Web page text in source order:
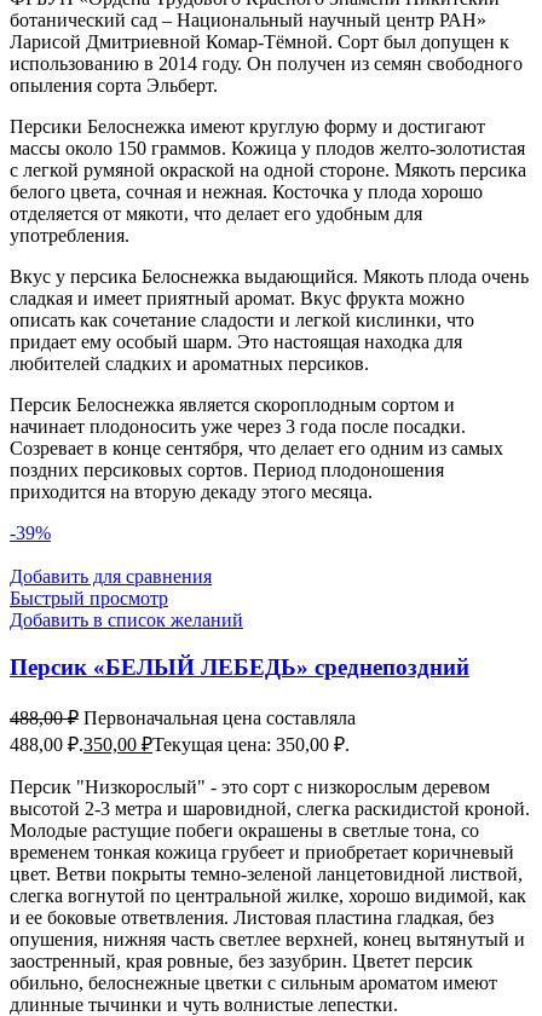
ботанический сад – Национальный научный центр РАН»
Ларисой Дмитриевной Комар-Тёмной. Сорт был допущен к
использованию в 2014 году. Он получен из семян свободного
опыления сорта Эльберт.
Персики Белоснежка имеют круглую форму и достигают
массы около 150 граммов. Кожица у плодов желто-золотистая
с легкой румяной окраской на одной стороне. Мякоть персика
белого цвета, сочная и нежная. Косточка у плода хорошо
отделяется от мякоти, что делает его удобным для
употребления.
Вкус у персика Белоснежка выдающийся. Мякоть плода очень
сладкая и имеет приятный аромат. Вкус фрукта можно
описать как сочетание сладости и легкой кислинки, что
придает ему особый шарм. Это настоящая находка для
любителей сладких и ароматных персиков.
Персик Белоснежка является скороплодным сортом и
начинает плодоносить уже через 3 года после посадки.
Созревает в конце сентября, что делает его одним из самых
поздних персиковых сортов. Период плодоношения
приходится на вторую декаду этого месяца.
-39%
Добавить для сравнения
Быстрый просмотр
Добавить в список желаний
Персик «БЕЛЫЙ ЛЕБЕДЬ» среднепоздний
488,00₽ Первоначальная цена составляла
488,00 ₽.350,00 ₽Текущая цена: 350,00 ₽.
Персик "Низкорослый" - это сорт с низкорослым деревом
высотой 2-3 метра и шаровидной, слегка раскидистой кроной.
Молодые растущие побеги окрашены в светлые тона, со
временем тонкая кожица грубеет и приобретает коричневый
цвет. Ветви покрыты темно-зеленой ланцетовидной листвой,
слегка вогнутой по центральной жилке, хорошо видимой, как
и ее боковые ответвления. Листовая пластина гладкая, без
опушения, нижняя часть светлее верхней, конец вытянутый и
заостренный, края ровные, без зазубрин. Цветет персик
обильно, белоснежные цветки с сильным ароматом имеют
длинные тычинки и чуть волнистые лепестки.